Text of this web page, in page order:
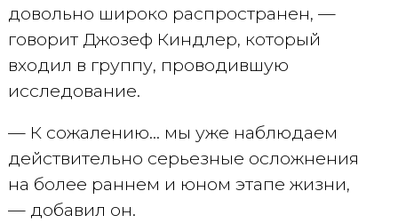
довольно широко распространен, —
говорит Джозеф Киндлер, который
входил в группу, проводившую
исследование.
— К сожалению… мы уже наблюдаем
действительно серьезные осложнения
на более раннем и юном этапе жизни,
— добавил он.